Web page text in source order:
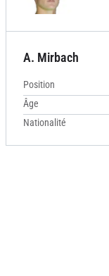
A. Mirbach
Position
Âge
Nationalité